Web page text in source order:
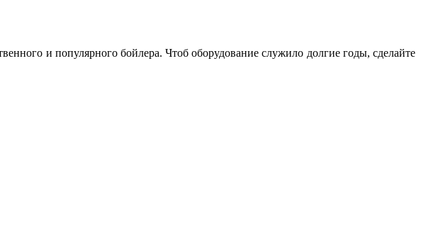
и популярного бойлера. Чтоб оборудование служило долгие годы, сделайте